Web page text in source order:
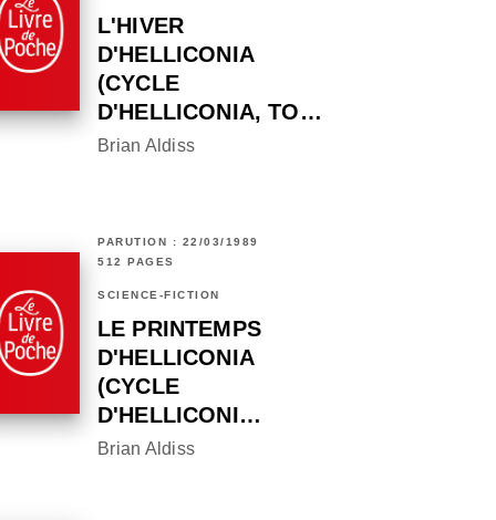
L'HIVER
D'HELLICONIA
(CYCLE
D'HELLICONIA, TO…
Brian Aldiss
PARUTION : 22/03/1989
512 PAGES
SCIENCE-FICTION
LE PRINTEMPS
D'HELLICONIA
(CYCLE
D'HELLICONI…
Brian Aldiss